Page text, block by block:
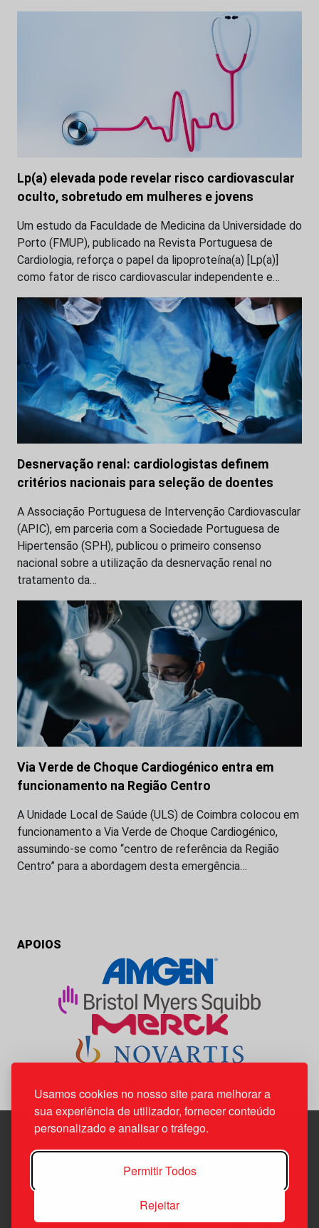
Usamos cookies no nosso site para melhorar a
sua experiência de utilizador, fornecer conteúdo
personalizado e analisar o tráfego.
Permitir Todos
Rejeitar
Lp(a) elevada pode revelar risco cardiovascular
oculto, sobretudo em mulheres e jovens
Um estudo da Faculdade de Medicina da Universidade do
Porto (FMUP), publicado na Revista Portuguesa de
Cardiologia, reforça o papel da lipoproteína(a) [Lp(a)]
como fator de risco cardiovascular independente e…
Desnervação renal: cardiologistas definem
critérios nacionais para seleção de doentes
A Associação Portuguesa de Intervenção Cardiovascular
(APIC), em parceria com a Sociedade Portuguesa de
Hipertensão (SPH), publicou o primeiro consenso
nacional sobre a utilização da desnervação renal no
tratamento da…
Via Verde de Choque Cardiogénico entra em
funcionamento na Região Centro
A Unidade Local de Saúde (ULS) de Coimbra colocou em
funcionamento a Via Verde de Choque Cardiogénico,
assumindo-se como “centro de referência da Região
Centro” para a abordagem desta emergência…
APOIOS
Edif. Lisboa Oriente | Av. Infante D. Henrique, n.º 333H, esc.
1800-282 Lisboa | Portugal